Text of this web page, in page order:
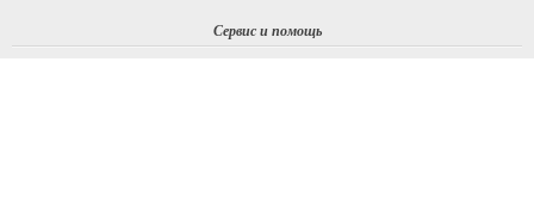
Сервис и помощь